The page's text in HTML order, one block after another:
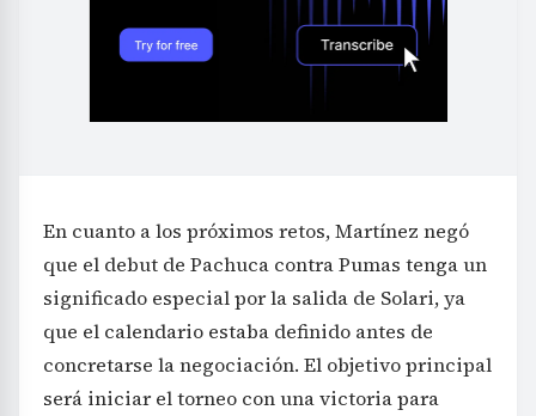
En cuanto a los próximos retos, Martínez negó
que el debut de Pachuca contra Pumas tenga un
significado especial por la salida de Solari, ya
que el calendario estaba definido antes de
concretarse la negociación. El objetivo principal
será iniciar el torneo con una victoria para